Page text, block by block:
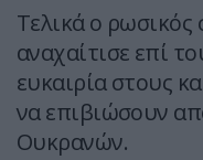
Τελικά ο ρωσικός
αναχαίτισε επί
ευκαιρία στους
να επιβιώσουν
Ουκρανών.